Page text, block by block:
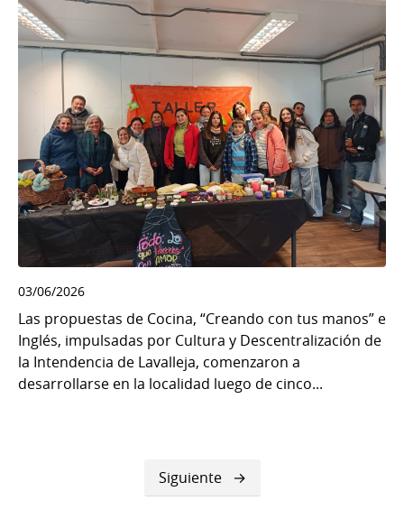
03/06/2026
Las propuestas de Cocina, “Creando con tus manos” e
Inglés, impulsadas por Cultura y Descentralización de
la Intendencia de Lavalleja, comenzaron a
desarrollarse en la localidad luego de cinco...
Siguiente
página
Siguiente